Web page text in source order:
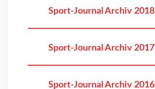
Sport-Journal Archiv 2018
Sport-Journal Archiv 2017
Sport-Journal Archiv 2016